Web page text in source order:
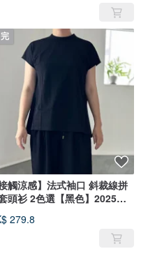
接觸涼感】法式袖口 斜裁線拼
頭衫 2色選【黑色】2025新
279.8